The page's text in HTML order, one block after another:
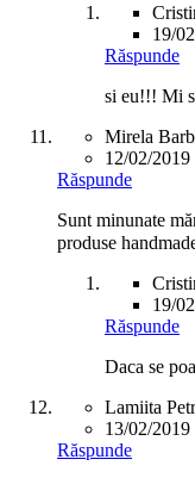
19/
Răspunde
si eu!!! Mi
Mirela
12/02/2019
Răspunde
Sunt minunate
produse
19/
Răspunde
Daca se
Lamiita
13/02/2019
Răspunde